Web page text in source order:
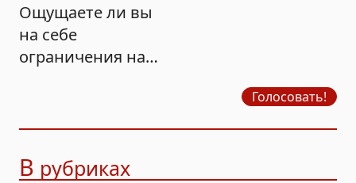
Ощущаете ли вы
на себе
ограничения на
Голосовать!
В рубриках